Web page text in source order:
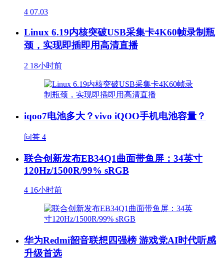
4 07.03
Linux 6.19内核突破USB采集卡4K60帧录制瓶
颈，实现即插即用高清直播
2 18小时前
iqoo7电池多大？vivo iQOO手机电池容量？
问答 4
联合创新发布EB34Q1曲面带鱼屏：34英寸
120Hz/1500R/99% sRGB
4 16小时前
华为Redmi韶音联想四强榜 游戏党AI时代听感
升级首选